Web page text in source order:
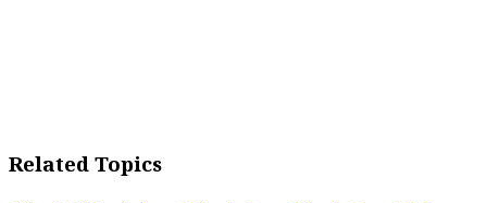
Related Topics